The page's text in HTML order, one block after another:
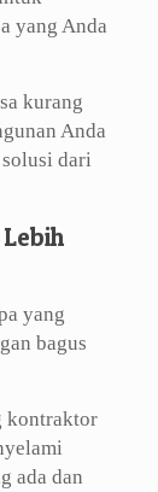
yang Anda
kurang
Anda
solusi dari
yang
bagus
kontraktor
ada dan